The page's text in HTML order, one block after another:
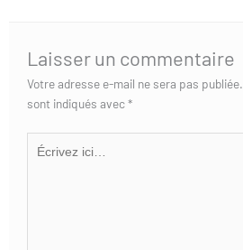
Laisser un commentaire
Votre adresse e-mail ne sera pas publiée.
sont indiqués avec*
Écrivez
ici…